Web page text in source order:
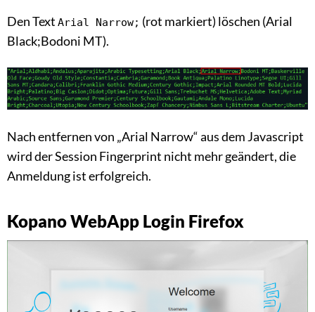
Den Text Arial Narrow; (rot markiert) löschen (Arial
Black;Bodoni MT).
Nach entfernen von „Arial Narrow“ aus dem Javascript
wird der Session Fingerprint nicht mehr geändert, die
Anmeldung ist erfolgreich.
Kopano WebApp Login Firefox